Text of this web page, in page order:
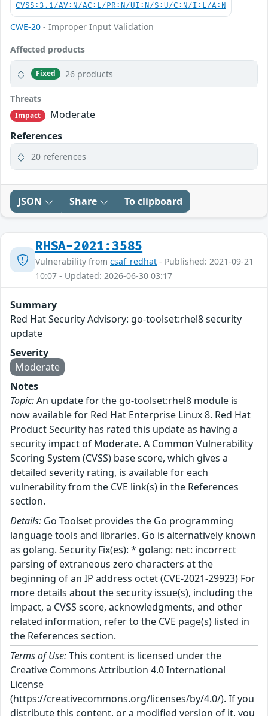
CVSS:3.1/AV:N/AC:L/PR:N/UI:N/S:U/C:N/I:L/A:N
CWE-20 - Improper Input Validation
Affected products
Fixed 26 products
Threats
Impact
Moderate
References
20 references
JSON Share To clipboard
RHSA-2021:3585
Vulnerability from csaf_redhat - Published: 2021-09-21
10:07 - Updated: 2026-06-30 03:17
Summary
Red Hat Security Advisory: go-toolset:rhel8 security
update
Severity
Moderate
Notes
Topic:An update for the go-toolset:rhel8 module is
now available for Red Hat Enterprise Linux 8. Red Hat
Product Security has rated this update as having a
security impact of Moderate. A Common Vulnerability
Scoring System (CVSS) base score, which gives a
detailed severity rating, is available for each
vulnerability from the CVE link(s) in the References
section.
Details: Go Toolset provides the Go programming
language tools and libraries. Go is alternatively known
as golang. Security Fix(es): * golang: net: incorrect
parsing of extraneous zero characters at the
beginning of an IP address octet (CVE-2021-29923) For
more details about the security issue(s), including the
impact, a CVSS score, acknowledgments, and other
related information, refer to the CVE page(s) listed in
the References section.
Terms of Use:This content is licensed under the
Creative Commons Attribution 4.0 International
License
(https://creativecommons.org/licenses/by/4.0/). If you
distribute this content, or a modified version of it, you